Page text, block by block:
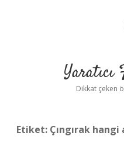
Dikkat çeken
Etiket: Çıngırak